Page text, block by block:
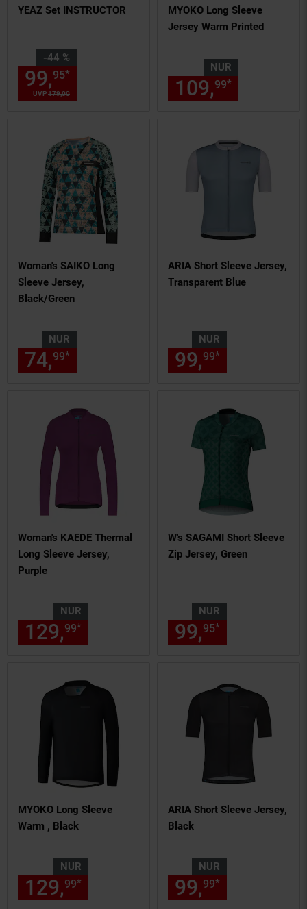
YEAZ Set INSTRUCTOR
-44 %
Sie Sparen 44 Prozent,
UVP179,00
99,95* Aktueller Preis: 99,
MYOKO Long Sleeve
Jersey Warm Printed
NUR
109,99*
Woman's SAIKO Long
Sleeve Jersey,
Black/Green
NUR
74,99* € Sternchen
ARIA Short Sleeve Jersey,
Transparent Blue
NUR
99,99*
Woman's KAEDE Thermal
Long Sleeve Jersey,
Purple
NUR
129,99* € Sternchen
W's SAGAMI Short Sleeve
Zip Jersey, Green
NUR
99,95*
MYOKO Long Sleeve
Warm , Black
NUR
129,99* € Sternchen
ARIA Short Sleeve Jersey,
Black
NUR
99,99*